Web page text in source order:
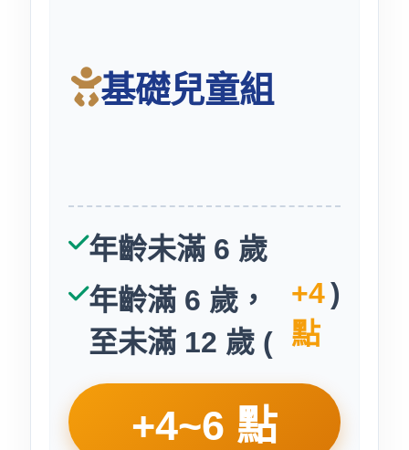
基礎兒童組
年齡未滿 6 歲
年齡滿 6 歲，
至未滿 12 歲 (
+4
點
)
+4~6 點